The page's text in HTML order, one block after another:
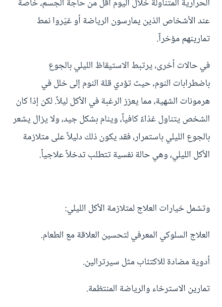
الحرارية المتناولة خلال اليوم أقل من حاجة الجسم، خاصة
عند الأشخاص الذين يمارسون الرياضة أو غيّروا نمط
تمارينهم مؤخراً.
في حالات أخرى، يرتبط الاستيقاظ الليلي بالجوع
باضطرابات النوم، حيث تؤدي قلة النوم إلى خلل في
هرمونات الشهية، مما يعزز الرغبة في الأكل ليلاً. لكن إذا كان
الشخص يتناول غذاءً كافياً، وينام بشكل جيد، ولا يزال يشعر
بالجوع الليلي باستمرار، فقد يكون ذلك دليلاً على متلازمة
الأكل الليلي، وهي حالة نفسية تتطلب تدخلاً علاجياً.
وتشمل خيارات العلاج لمتلازمة الأكل الليلي:
العلاج السلوكي المعرفي لتحسين العلاقة مع الطعام.
أدوية مضادة للاكتئاب مثل سيرترالين.
تمارين الاسترخاء والرياضة المنتظمة.